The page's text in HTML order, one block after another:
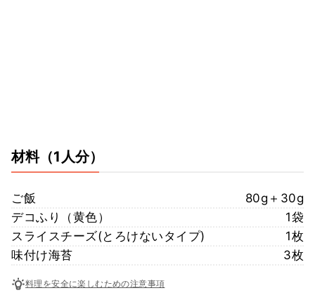
材料（1人分）
ご飯
80g＋30g
デコふり（黄色）
1袋
スライスチーズ(とろけないタイプ)
1枚
味付け海苔
3枚
料理を安全に楽しむための注意事項